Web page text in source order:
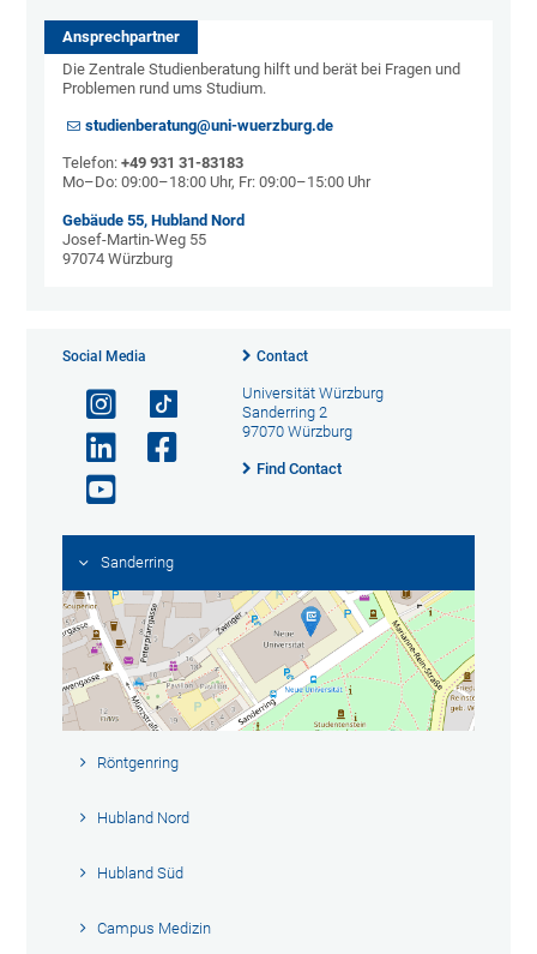
Ansprechpartner
Die Zentrale Studienberatung hilft und berät bei Fragen und
Problemen rund ums Studium.
studienberatung@uni-wuerzburg.de
Telefon:+49 931 31-83183
Mo–Do: 09:00–18:00 Uhr, Fr: 09:00–15:00 Uhr
Gebäude 55, Hubland Nord
Josef-Martin-Weg 55
97074 Würzburg
Social Media Contact
Universität Würzburg
Sanderring 2
97070 Würzburg
Find Contact
Sanderring
Röntgenring
Hubland Nord
Hubland Süd
Campus Medizin